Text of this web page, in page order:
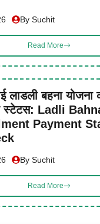
By Suchit
Read More
लाडली बहना योजना
स्टेटस: Ladli
Payment
By Suchit
Read More